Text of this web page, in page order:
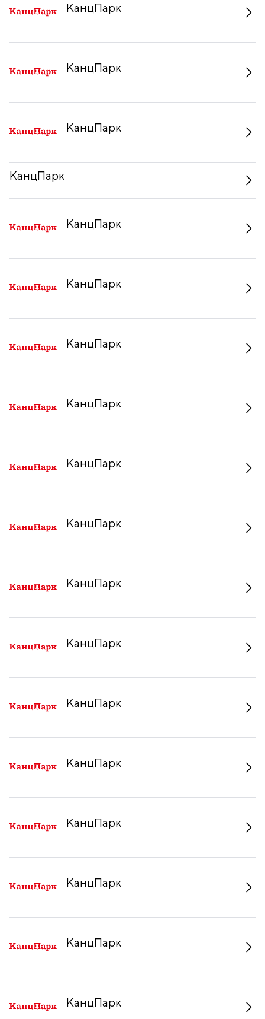
КанцПарк
КанцПарк
КанцПарк
КанцПарк
КанцПарк
КанцПарк
КанцПарк
КанцПарк
КанцПарк
КанцПарк
КанцПарк
КанцПарк
КанцПарк
КанцПарк
КанцПарк
КанцПарк
КанцПарк
КанцПарк